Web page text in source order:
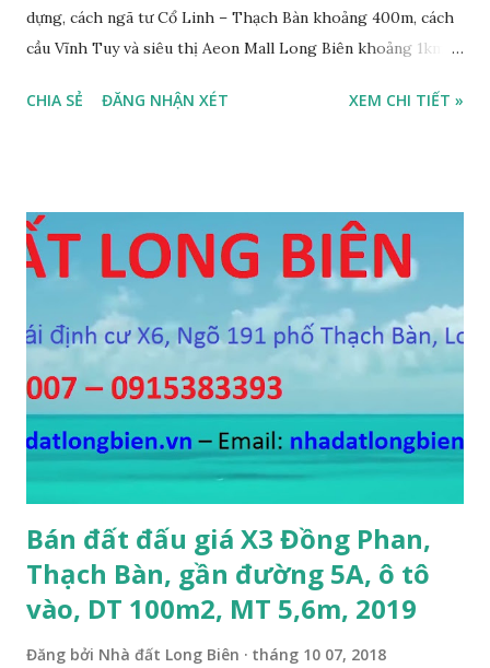
dựng, cách ngã tư Cổ Linh – Thạch Bàn khoảng 400m, cách
cầu Vĩnh Tuy và siêu thị Aeon Mall Long Biên khoảng 1km,
4 tầng, diện tích mặt bằng 35m2, mặt tiền 5m, thiết kế 3
trung gian, Môi giới và Quảng cáo trực tuyến ĐÃ BÁN
CHIA SẺ ĐĂNG NHẬN XÉT XEM CHI TIẾT »
Bán đất đấu giá X3 Đồng Phan,
Thạch Bàn, gần đường 5A, ô tô
vào, DT 100m2, MT 5,6m, 2019
Đăng bởi Nhà đất Long Biên tháng 10 07, 2018